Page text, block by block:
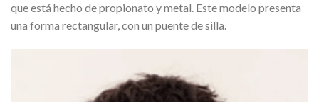
que está hecho de propionato y metal. Este modelo presenta
una forma rectangular, con un puente de silla.